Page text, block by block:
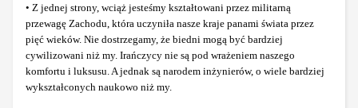
• Z jednej strony, wciąż jesteśmy kształtowani przez militarną
przewagę Zachodu, która uczyniła nasze kraje panami świata przez
pięć wieków. Nie dostrzegamy, że biedni mogą być bardziej
cywilizowani niż my. Irańczycy nie są pod wrażeniem naszego
komfortu i luksusu. A jednak są narodem inżynierów, o wiele bardziej
wykształconych naukowo niż my.